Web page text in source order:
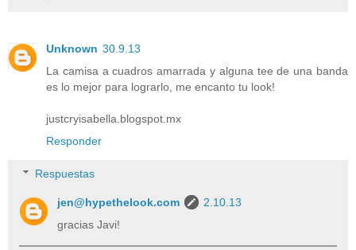
Unknown 30.9.13
La camisa a cuadros amarrada y alguna tee de una banda
es lo mejor para lograrlo, me encanto tu look!
justcryisabella.blogspot.mx
Responder
Respuestas
jen@hypethelook.com
2.10.13
gracias Javi!